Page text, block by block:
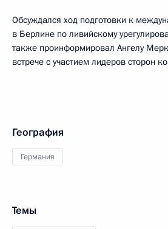
Обсуждался ход подготовки к
в Берлине по ливийскому
также проинформировал Ангелу
встрече с участием лидеров сторон
География
Германия
Темы